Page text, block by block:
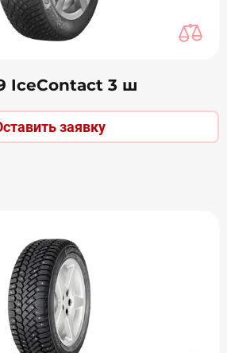
IceContact 3 ш
заявку